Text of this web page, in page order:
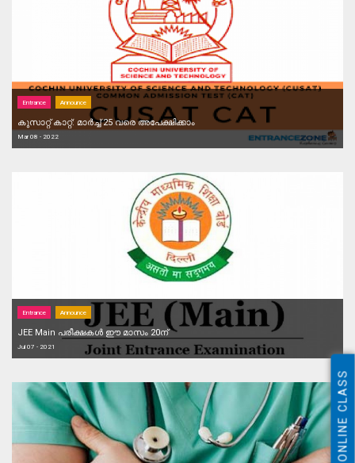
ONLINE CLASS
Entrance Announce
കുസാറ്റ് കാറ്റ്: മാര്‍ച്ച് 25 വരെ അപേക്ഷിക്കാം
Mar 08 - 2022
Entrance Announce
JEE Main പരീക്ഷകള്‍ ഈ മാസം 20ന്
Jul 07 - 2021